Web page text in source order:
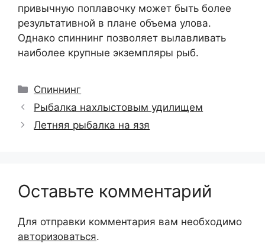
привычную поплавочку может быть более
результативной в плане объема улова.
Однако спиннинг позволяет вылавливать
наиболее крупные экземпляры рыб.
Рубрики
Спиннинг
Рыбалка нахлыстовым удилищем
Летняя рыбалка на язя
Оставьте комментарий
Для отправки комментария вам необходимо
авторизоваться.